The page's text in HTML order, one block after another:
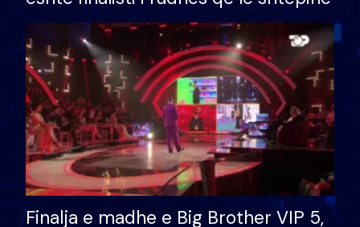
Finalja e madhe e Big Brother VIP 5,